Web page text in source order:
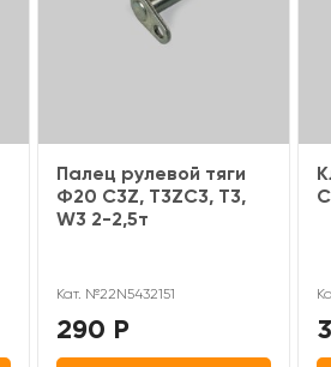
Палец рулевой тяги
Ф20 C3Z, T3ZC3, T3,
W3 2-2,5т
Кат. №22N5432151
290 Р